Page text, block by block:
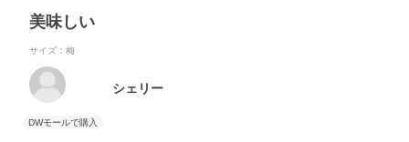
美味しい
サイズ：梅
シェリー